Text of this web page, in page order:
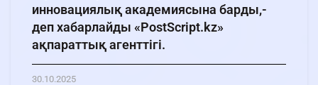
инновациялық академиясына барды,-
деп хабарлайды «PostScript.kz»
ақпараттық агенттігі.
30.10.2025